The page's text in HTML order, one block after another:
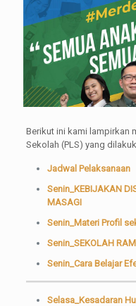
Berikut ini kami lampirkan
Sekolah (PLS) yang
Jadwal Pelaksanaan
Senin_KEBIJAKAN
MASAGI
Senin_Materi Profil
Senin_SEKOLAH
Senin_Cara Belajar
Selasa_Kesadaran